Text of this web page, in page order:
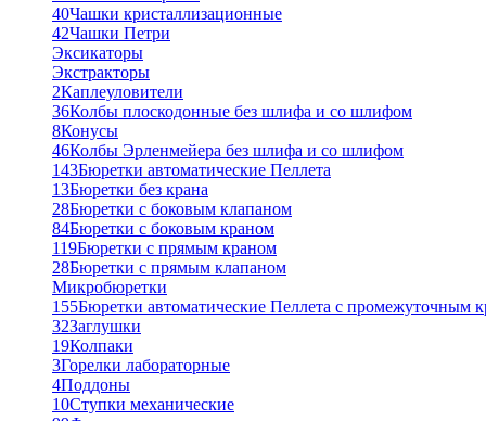
40Чашки кристаллизационные
42Чашки Петри
Эксикаторы
Экстракторы
2Каплеуловители
36Колбы плоскодонные без шлифа и со шлифом
8Конусы
46Колбы Эрленмейера без шлифа и со шлифом
143Бюретки автоматические Пеллета
13Бюретки без крана
28Бюретки с боковым клапаном
84Бюретки с боковым краном
119Бюретки с прямым краном
28Бюретки с прямым клапаном
Микробюретки
155Бюретки автоматические Пеллета с промежуточным
32Заглушки
19Колпаки
3Горелки лабораторные
4Поддоны
10Ступки механические